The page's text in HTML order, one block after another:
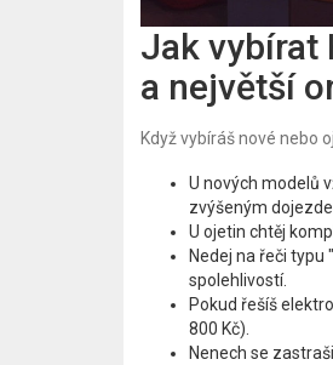
Jak vybírat
a největší
Když vybíráš nové nebo
U nových modelů
zvýšeným
U ojetin chtěj
Nedej na řeči typu
spolehlivostí.
Pokud řešíš
800 Kč).
Nenech se